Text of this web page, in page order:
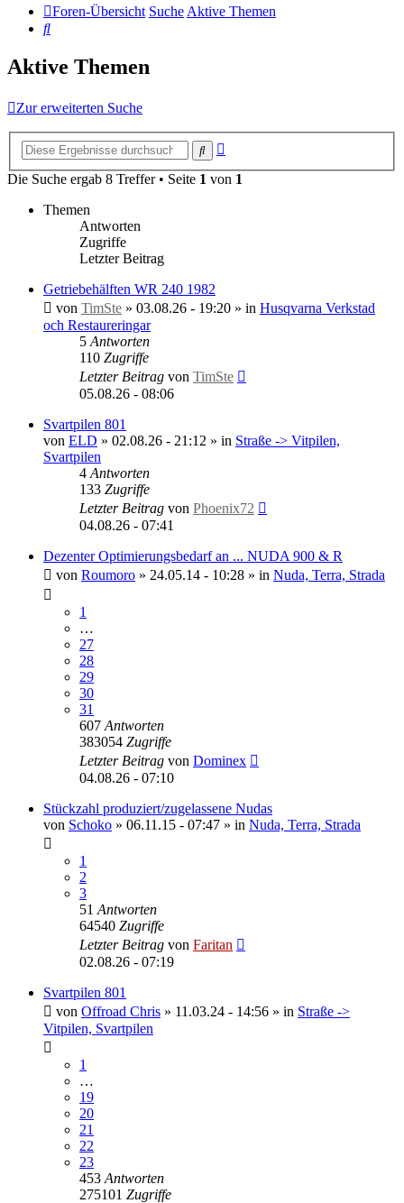
Foren-Übersicht SucheAktive Themen
Suche
Aktive Themen
Zur erweiterten Suche
Suche
Die Suche ergab 8 Treffer • Seite 1 von 1
Themen
Antworten
Zugriffe
Letzter Beitrag
Getriebehälften WR 240 1982
von TimSte » 03.08.26 - 19:20 » in Husqvarna Verkstad
och Restaureringar
5 Antworten
110 Zugriffe
Letzter Beitrag von TimSte
05.08.26 - 08:06
Svartpilen 801
von ELD » 02.08.26 - 21:12 » in Straße -> Vitpilen,
Svartpilen
4 Antworten
133 Zugriffe
Letzter Beitrag von Phoenix72
04.08.26 - 07:41
Dezenter Optimierungsbedarf an ... NUDA 900 & R
von Roumoro » 24.05.14 - 10:28 » in Nuda, Terra, Strada
1
…
27
28
29
30
31
607 Antworten
383054 Zugriffe
Letzter Beitrag von Dominex
04.08.26 - 07:10
Stückzahl produziert/zugelassene Nudas
von Schoko » 06.11.15 - 07:47 » in Nuda, Terra, Strada
1
2
3
51 Antworten
64540 Zugriffe
Letzter Beitrag von Faritan
02.08.26 - 07:19
Svartpilen 801
von Offroad Chris » 11.03.24 - 14:56 » in Straße ->
Vitpilen, Svartpilen
1
…
19
20
21
22
23
453 Antworten
275101 Zugriffe